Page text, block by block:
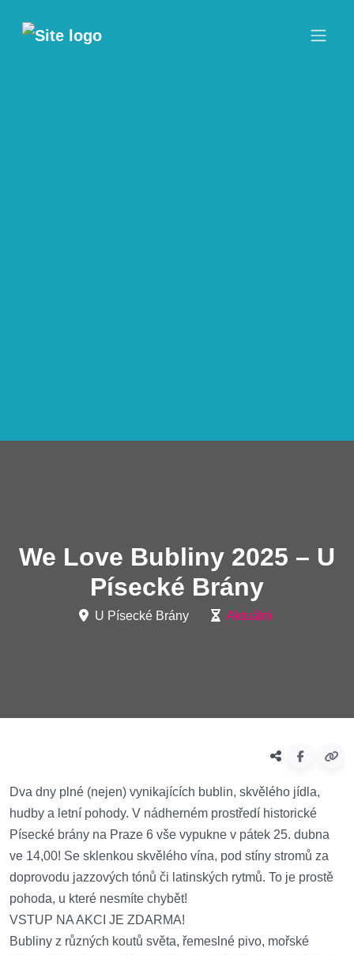
We Love Bubliny 2025 – U
Písecké Brány
U Písecké Brány Aktuální
Dva dny plné (nejen) vynikajících bublin, skvělého jídla,
hudby a letní pohody. V nádherném prostředí historické
Písecké brány na Praze 6 vše vypukne v pátek 25. dubna
ve 14,00! Se sklenkou skvělého vína, pod stíny stromů za
doprovodu jazzových tónů či latinských rytmů. To je prostě
pohoda, u které nesmíte chybět!
VSTUP NA AKCI JE ZDARMA!
Bubliny z různých koutů světa, řemeslné pivo, mořské